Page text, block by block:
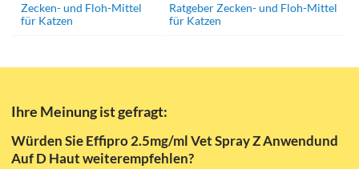
Zecken- und Floh-Mittel
für Katzen
Ratgeber Zecken- und Floh-Mittel
für Katzen
Ihre Meinung ist gefragt:
Würden Sie Effipro 2.5mg/ml Vet Spray Z Anwendund
Auf D Haut weiterempfehlen?